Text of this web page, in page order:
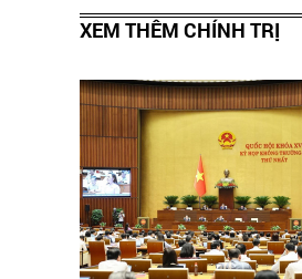
XEM THÊM CHÍNH TRỊ